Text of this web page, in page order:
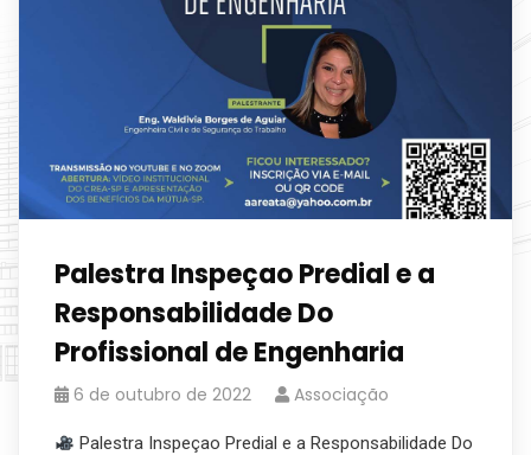
Palestra Inspeçao Predial e a
Responsabilidade Do
Profissional de Engenharia
6 de outubro de 2022 Associação
Palestra Inspeçao Predial e a Responsabilidade Do